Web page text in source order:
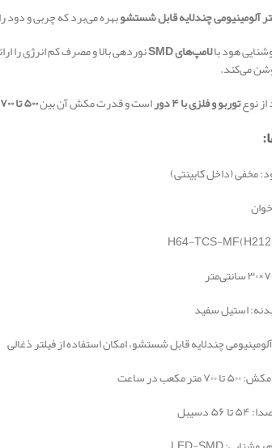
آلومینیومی چندلایه قابل شستشوبهره می‌برد که چربی و دود
هود بالامپ‌های SMD نوردهی بالا و مصرف کم انرژی را
می‌کند.
نوعتوربو و فلزی با ۴ دور است و قدرت مکش آن بین۵۰۰ تا ۷۰۰ متر مکعب در ساعت
مخفی (داخل کابینتی)
استیل سفید
چندلایه قابل شستشو، امکان استفاده از فیلتر ذغالی
مکعب در ساعت
دسیبل